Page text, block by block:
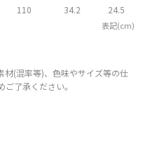
110 34.2 24.5
表記(cm)
(混率等)、色味やサイズ等の仕
了承ください。